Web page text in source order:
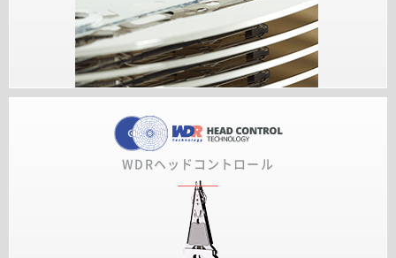
WDRヘッドコントロール